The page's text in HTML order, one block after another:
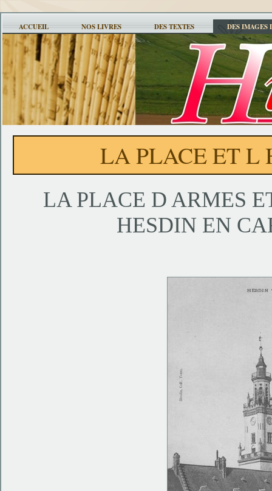
ACCUEIL NOS LIVRES DES TEXTES DES IMAGES
LA PLACE ET L
LA PLACE D ARMES
HESDIN EN